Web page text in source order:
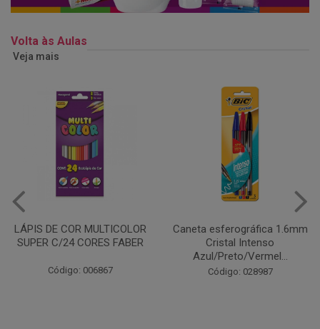
Volta às Aulas
Veja mais
Caneta esferográfica 1.6mm
Cristal Intenso
Código: 028987
COLA EM BASTÃO 40G - LEO
& LEO
Código: 028164